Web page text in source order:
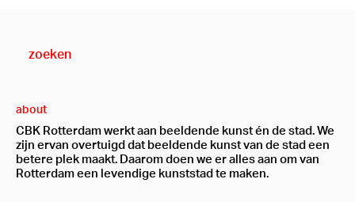
about
CBK Rotterdam werkt aan beeldende kunst én de stad. We
zijn ervan overtuigd dat beeldende kunst van de stad een
betere plek maakt. Daarom doen we er alles aan om van
Rotterdam een levendige kunststad te maken.